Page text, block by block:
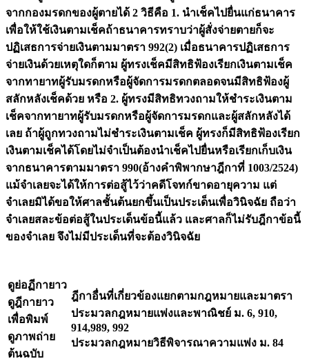
จากกองมรดกของผู้ตายได้ 2 วิธีคือ 1. นำเช็คไปยื่นแก่ธนาคาร
เพื่อให้ใช้เงินตามเช็คถ้าธนาคารทราบว่าผู้สั่งจ่ายตายก็จะ
ปฏิเสธการจ่ายเงินตามมาตรา 992(2) เมื่อธนาคารปฏิเสธการ
จ่ายเงินด้วยเหตุใดก็ตาม ผู้ทรงเช็คมีสิทธิฟ้องเรียกเงินตามเช็ค
จากทายาทผู้รับมรดกหรือผู้จัดการมรดกตลอดจนมีสิทธิฟ้องผู้
สลักหลังเช็คด้วย หรือ 2. ผู้ทรงมีสิทธิทวงถามให้ชำระเงินตาม
เช็คจากทายาทผู้รับมรดกหรือผู้จัดการมรดกและผู้สลักหลังได้
เลย ถ้าผู้ถูกทวงถามไม่ชำระเงินตามเช็ค ผู้ทรงก็มีสิทธิฟ้องเรียก
เงินตามเช็คได้โดยไม่จำเป็นต้องนำเช็คไปยื่นหรือเรียกเก็บเงิน
จากธนาคารตามมาตรา 990(อ้างคำพิพากษาฎีกาที่ 1003/2524)
แม้จำเลยจะได้ให้การต่อสู้ไว้ว่าคดีโจทก์ขาดอายุความ แต่
จำเลยมิได้ขอให้ศาลชั้นต้นยกขึ้นเป็นประเด็นเพื่อวินิจฉัย ถือว่า
จำเลยสละข้อต่อสู้ในประเด็นข้อนี้แล้ว และศาลก็ไม่รับฎีกาข้อนี้
ของจำเลย จึงไม่มีประเด็นที่จะต้องวินิจฉัย
ดูย่อฏีกายาว
ดูฎีกายาว
เพื่อพิมพ์
ดูภาพถ่าย
ต้นฉบับ
ฎีกาอื่นที่เกี่ยวข้องแยกตามกฎหมายและมาตรา
ประมวลกฎหมายแพ่งและพาณิชย์ ม. 6, 910,
914,989, 992
ประมวลกฎหมายวิธีพิจารณาความแพ่ง ม. 84